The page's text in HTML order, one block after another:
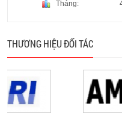
Tháng:
THƯƠNG HIỆU ĐỐI TÁC